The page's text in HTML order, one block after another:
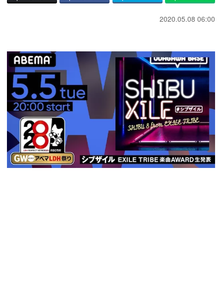
2020.05.08 06:00